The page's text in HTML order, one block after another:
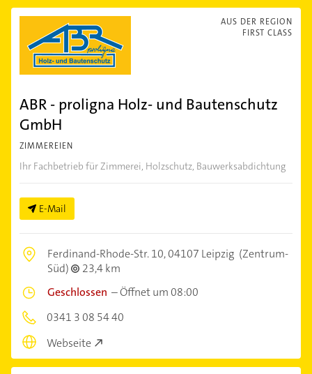
AUS DER REGION
FIRST CLASS
ABR - proligna Holz- und Bautenschutz
GmbH
ZIMMEREIEN
Ihr Fachbetrieb für Zimmerei, Holzschutz, Bauwerksabdichtung
E-Mail
Ferdinand-Rhode-Str. 10,04107 Leipzig (Zentrum-
Süd)
23,4 km
Geschlossen –Öffnet um 08:00
0341 3 08 54 40
Webseite